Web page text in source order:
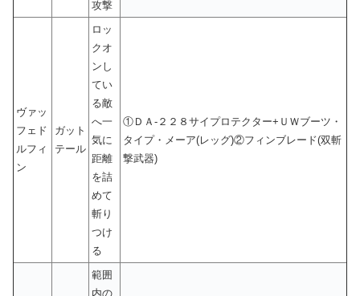
攻撃
ヴァッ
フェド
ルフィ
ン
ガット
テール
ロッ
クオ
ンし
てい
る敵
へ一
気に
距離
を詰
めて
斬り
つけ
る
①ＤＡ-２２８サイプロテクター+ＵＷブーツ・
タイプ・メーア(レッグ)②フィンブレード(双斬
撃武器)
範囲
内の